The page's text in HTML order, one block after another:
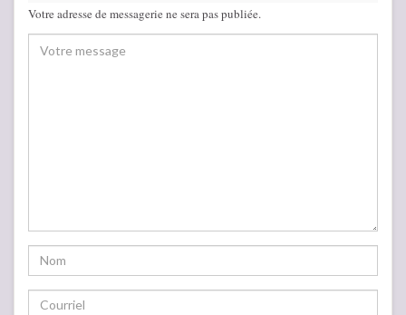
Votre adresse de messagerie ne sera pas publiée.